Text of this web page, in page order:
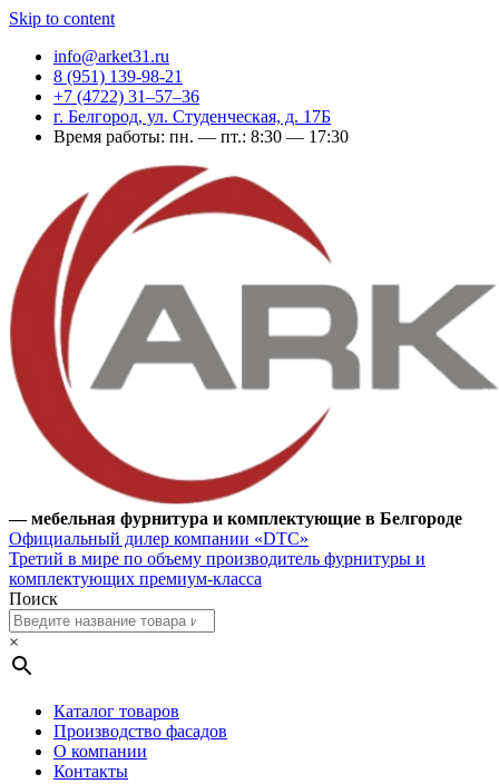
Skip to content
info@arket31.ru
8 (951) 139-98-21
+7 (4722) 31‒57‒36
г. Белгород, ул. Студенческая, д. 17Б
Время работы: пн. — пт.: 8:30 — 17:30
— мебельная фурнитура и комплектующие в Белгороде
Официальный дилер компании «DTC»
Третий в мире по объему производитель фурнитуры и
комплектующих премиум-класса
Поиск
×
Каталог товаров
Производство фасадов
О компании
Контакты